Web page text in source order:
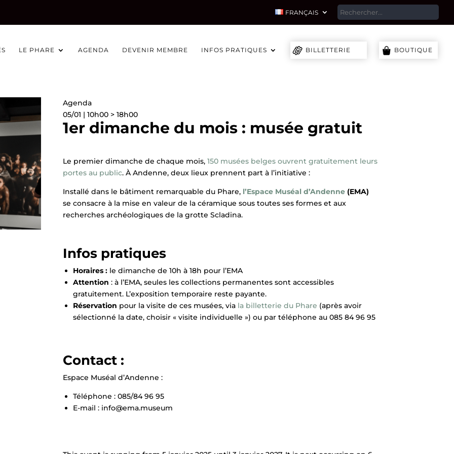
FRANÇAIS
LE PHARE AGENDA DEVENIR MEMBRE INFOS PRATIQUES BILLETTERIE BOUTIQUE
Agenda
05/01 | 10h00 > 18h00
1er dimanche du mois : musée gratuit
Le premier dimanche de chaque mois, 150 musées belges ouvrent gratuitement leurs
portes au public. À Andenne, deux lieux prennent part à l’initiative :
Installé dans le bâtiment remarquable du Phare, l’Espace Muséal d’Andenne (EMA)
se consacre à la mise en valeur de la céramique sous toutes ses formes et aux
recherches archéologiques de la grotte Scladina.
Infos pratiques
Horaires : le dimanche de 10h à 18h pour l’EMA
Attention : à l’EMA, seules les collections permanentes sont accessibles
gratuitement. L’exposition temporaire reste payante.
Réservation pour la visite de ces musées, via la billetterie du Phare (après avoir
sélectionné la date, choisir « visite individuelle ») ou par téléphone au 085 84 96 95
Contact :
Espace Muséal d’Andenne :
Téléphone : 085/84 96 95
E-mail : info@ema.museum